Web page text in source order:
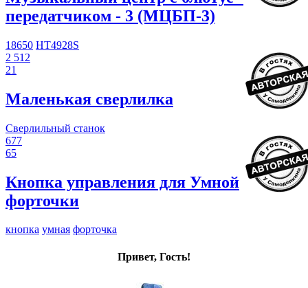
передатчиком - 3 (МЦБП-3)
18650 HT4928S
2 512
21
Маленькая сверлилка
Сверлильный станок
677
65
Кнопка управления для Умной
форточки
кнопка умная форточка
Привет, Гость!